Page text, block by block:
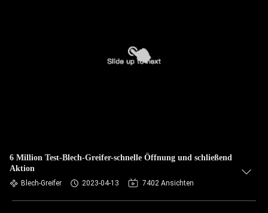
6 Million Test-Blech-Greifer-schnelle Öffnung und schließend
Aktion
Blech-Greifer 2023-04-13 7402 Ansichten